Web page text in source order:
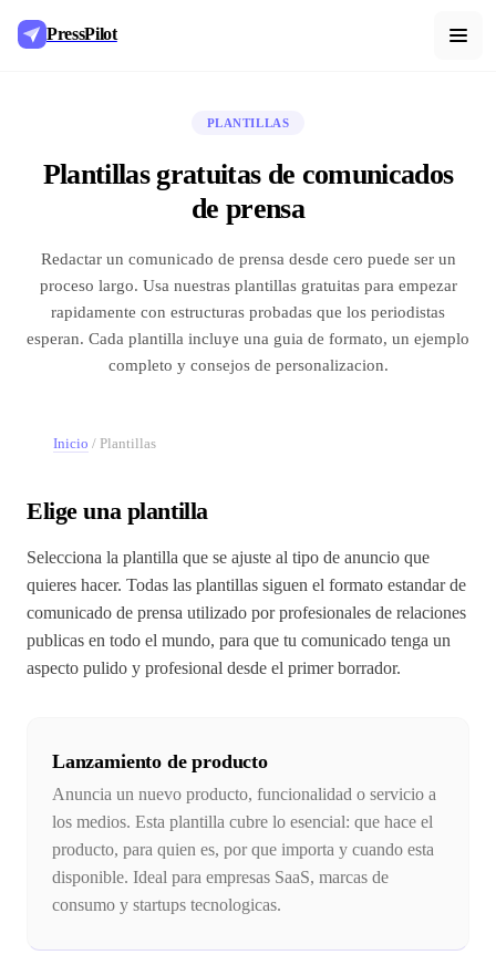
PressPilot
PLANTILLAS
Plantillas gratuitas de comunicados
de prensa
Redactar un comunicado de prensa desde cero puede ser un
proceso largo. Usa nuestras plantillas gratuitas para empezar
rapidamente con estructuras probadas que los periodistas
esperan. Cada plantilla incluye una guia de formato, un ejemplo
completo y consejos de personalizacion.
Inicio / Plantillas
Elige una plantilla
Selecciona la plantilla que se ajuste al tipo de anuncio que
quieres hacer. Todas las plantillas siguen el formato estandar de
comunicado de prensa utilizado por profesionales de relaciones
publicas en todo el mundo, para que tu comunicado tenga un
aspecto pulido y profesional desde el primer borrador.
Lanzamiento de producto
Anuncia un nuevo producto, funcionalidad o servicio a
los medios. Esta plantilla cubre lo esencial: que hace el
producto, para quien es, por que importa y cuando esta
disponible. Ideal para empresas SaaS, marcas de
consumo y startups tecnologicas.